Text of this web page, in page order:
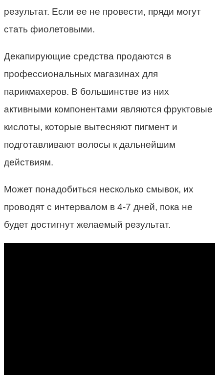
результат. Если ее не провести, пряди могут
стать фиолетовыми.
Декапирующие средства продаются в
профессиональных магазинах для
парикмахеров. В большинстве из них
активными компонентами являются фруктовые
кислоты, которые вытесняют пигмент и
подготавливают волосы к дальнейшим
действиям.
Может понадобиться несколько смывок, их
проводят с интервалом в 4-7 дней, пока не
будет достигнут желаемый результат.